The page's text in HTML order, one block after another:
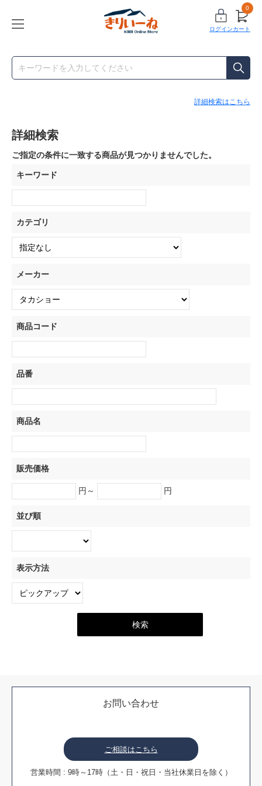
ログイン
0
カート
詳細検索はこちら
詳細検索
ご指定の条件に一致する商品が見つかりませんでした。
キーワード
カテゴリ
メーカー
商品コード
品番
商品名
販売価格
円～ 円
並び順
表示方法
お問い合わせ
ご相談はこちら
営業時間 : 9時～17時（土・日・祝日・当社休業日を除く）